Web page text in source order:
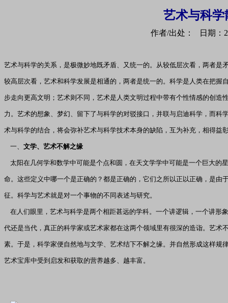
艺术与科学
作者/出处： 日期：
艺术与科学的关系，是极微妙地既矛盾、又统一的。从较低层次看，两者是
较高层次看，艺术和科学发展是相通的，两者是统一的。科学是人类在把握
步走向更高文明；艺术则不同，艺术是人类文明过程中带有个性情感的创造
力。艺术的想象、梦幻、留下了与科学的对驳接口，并联与启迪科学，而
术与科学的结合，将会弥补艺术与科学技术本身的缺陷，互为补充，相得益
一、 文学、艺术不解之缘
太阳在几何学和数学中可能是个点和圆，在天文学学中可能是一个巨大的
命。这些定义中哪一个是正确的？都是正确的，它们之所以正以正确，是由
征。科学与艺术就是对一个事物的不同表述与研究。
在人们眼里，艺术与科学是两个相距甚远的学科。一个讲逻辑，一个讲形
代还是当代，真正的科学家或艺术家都在这两个领域里有很深的造诣。艺术
素。于是，科学家便自然地与文学、艺术结下不解之缘。并自然形成这样规
艺术宝库中受到启发和获取的营养越多、越丰富。